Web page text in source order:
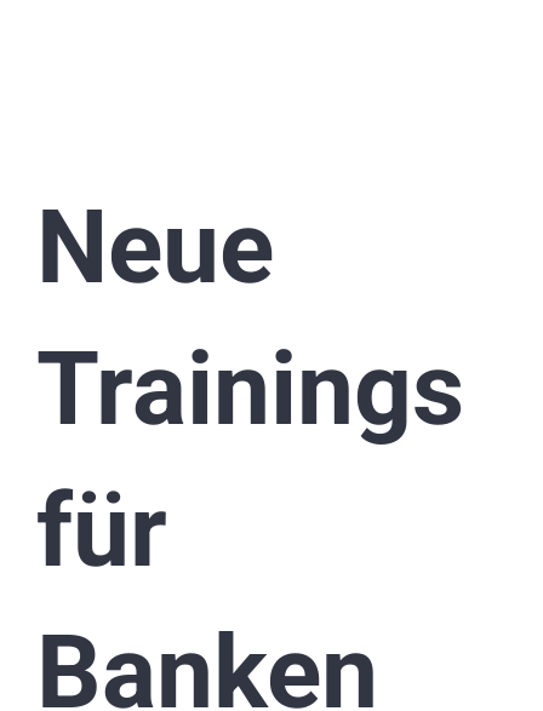
Neue
Trainings
für
Banken